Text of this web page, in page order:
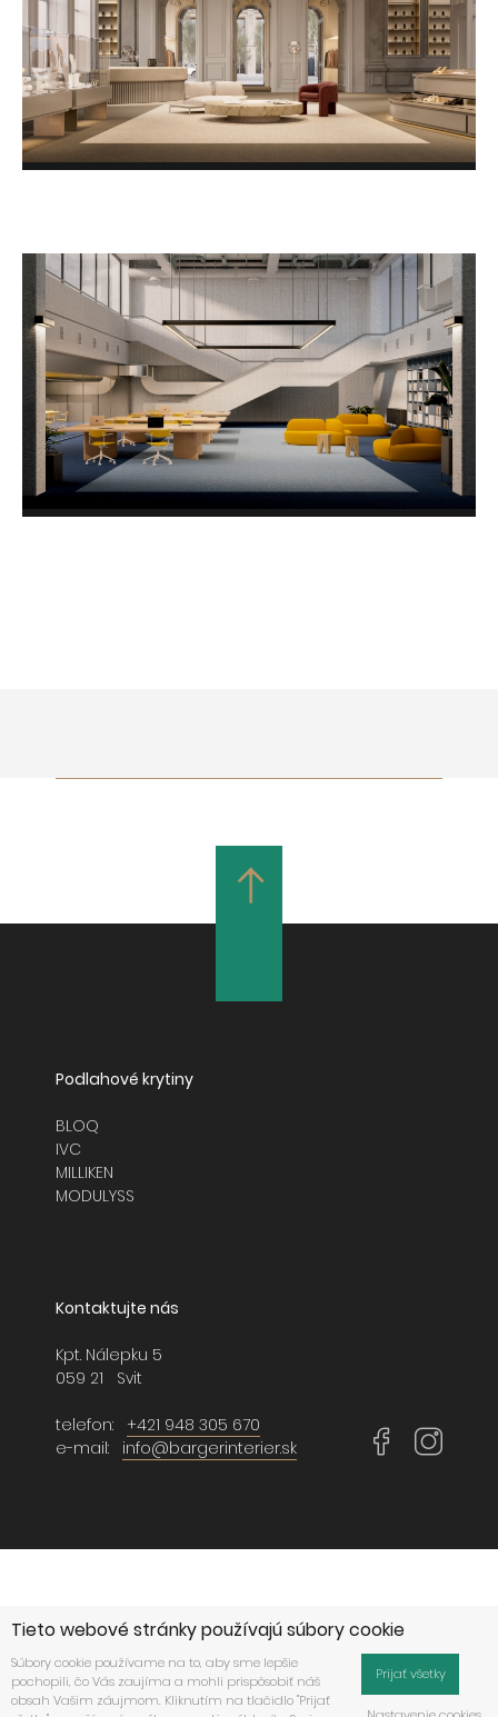
Podlahové krytiny
BLOQ
IVC
MILLIKEN
MODULYSS
Kontaktujte nás
Kpt. Nálepku 5
059 21 Svit
telefon: +421 948 305 670
e-mail: info@bargerinterier.sk
Tieto webové stránky používajú súbory cookie
Súbory cookie používame na to, aby sme lepšie
pochopili, čo Vás zaujíma a mohli prispôsobiť náš
obsah Vašim záujmom. Kliknutím na tlačidlo "Prijať
Prijať všetky